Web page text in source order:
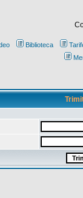
Biblioteca